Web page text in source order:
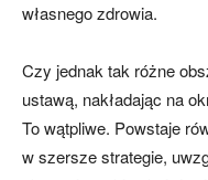
własnego zdrowia.
Czy jednak tak różne
ustawą, nakładając na
To wątpliwe. Powstaje
w szersze strategie,